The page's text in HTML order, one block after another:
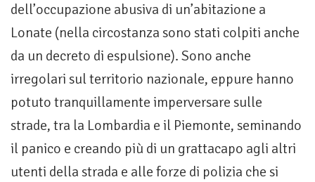
dell’occupazione abusiva di un’abitazione a
Lonate (nella circostanza sono stati colpiti anche
da un decreto di espulsione). Sono anche
irregolari sul territorio nazionale, eppure hanno
potuto tranquillamente imperversare sulle
strade, tra la Lombardia e il Piemonte, seminando
il panico e creando più di un grattacapo agli altri
utenti della strada e alle forze di polizia che si